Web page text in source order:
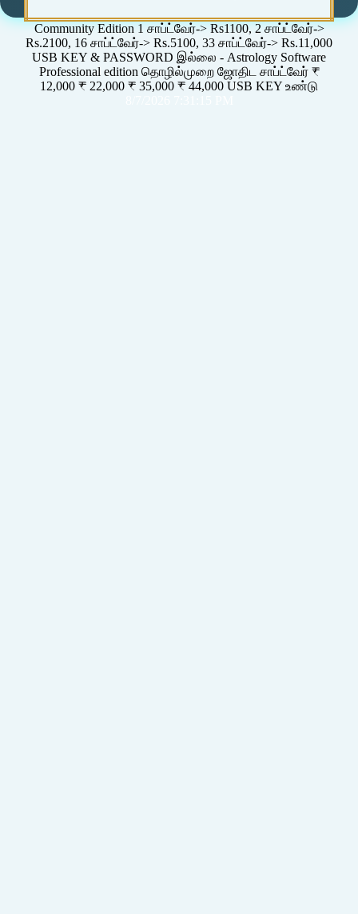
Community Edition 1 சாப்ட்வேர்-> Rs1100, 2 சாப்ட்வேர்->
Rs.2100, 16 சாப்ட்வேர்-> Rs.5100, 33 சாப்ட்வேர்-> Rs.11,000
USB KEY & PASSWORD இல்லை - Astrology Software
Professional edition தொழில்முறை ஜோதிட சாப்ட்வேர் ₹
12,000 ₹ 22,000 ₹ 35,000 ₹ 44,000 USB KEY உண்டு